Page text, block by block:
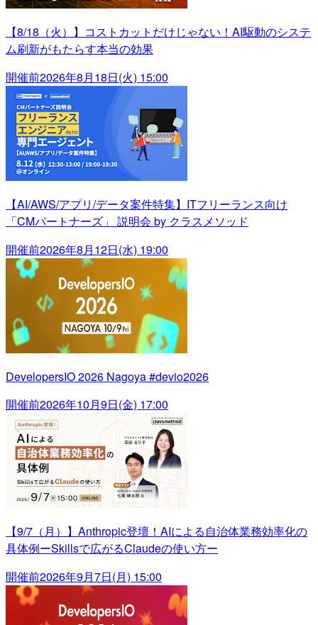
【8/18（火）】コストカットだけじゃない！AI駆動のシステ
ム刷新がもたらす本当の効果
開催前2026年8月18日(火) 15:00
【AI/AWS/アプリ/データ案件特集】ITフリーランス向け
「CMパートナーズ」 説明会 by クラスメソッド
開催前2026年8月12日(水) 19:00
DevelopersIO 2026 Nagoya #devio2026
開催前2026年10月9日(金) 17:00
【9/7（月）】Anthropic登壇！AIによる自治体業務効率化の
具体例ーSkillsで広がるClaudeの使い方ー
開催前2026年9月7日(月) 15:00